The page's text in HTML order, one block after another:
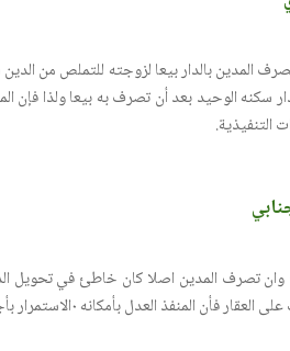
بالدار بيعا لزوجته للتملص من الدين
سكنه الوحيد بعد أن تصرف به بيعا ولذا فإن
التنفيذية.
تصرف المدين اصلا كان خاطئ في تحويل
يمكن بيعها ما لم يكن اصل الدين مترتب